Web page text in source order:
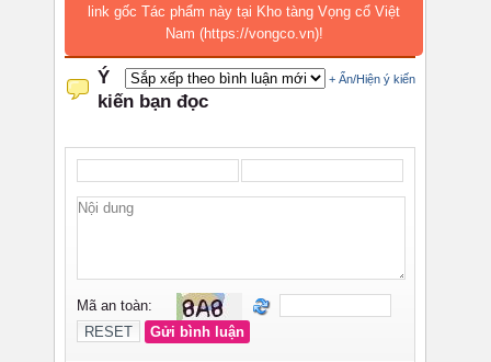
link gốc Tác phẩm này tại Kho tàng Vọng cổ Việt
Nam (https://vongco.vn)!